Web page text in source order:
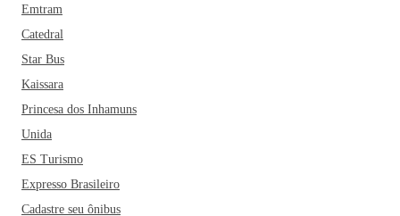
Emtram
Catedral
Star Bus
Kaissara
Princesa dos Inhamuns
Unida
ES Turismo
Expresso Brasileiro
Cadastre seu ônibus